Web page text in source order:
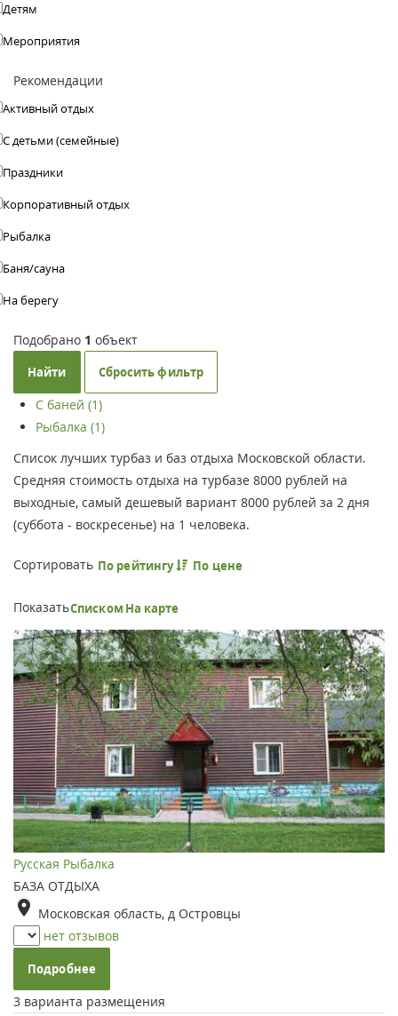
Детям
Мероприятия
Рекомендации
Активный отдых
С детьми (семейные)
Праздники
Корпоративный отдых
Рыбалка
Баня/сауна
На берегу
Подобрано 1 объект
Найти Сбросить фильтр
С баней (1)
Рыбалка (1)
Список лучших турбаз и баз отдыха Московской области.
Средняя стоимость отдыха на турбазе 8000 рублей на
выходные, самый дешевый вариант 8000 рублей за 2 дня
(суббота - воскресенье) на 1 человека.
Сортировать По рейтингу По цене
ПоказатьСписком На карте
Русская Рыбалка
БАЗА ОТДЫХА
Московская область, д Островцы
нет отзывов
Подробнее
3 варианта размещения